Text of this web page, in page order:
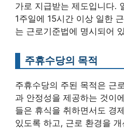
가로 지급받는 제도입니다.
1주일에 15시간 이상 일한
는 근로기준법에 명시되어
주휴수당의 목적
주휴수당의 주된 목적은 근
과 안정성을 제공하는 것이
들은 휴식을 취하면서도 경
있도록 하고, 근로 환경을